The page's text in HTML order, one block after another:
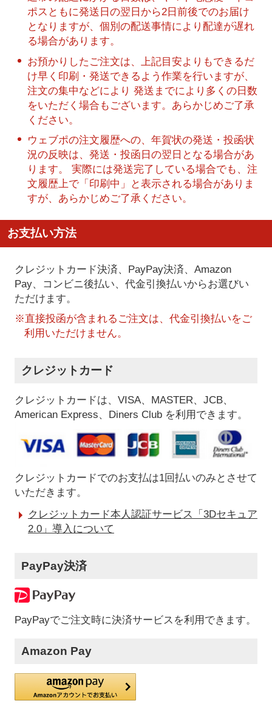
ポスともに発送日の翌日から2日前後でのお届け
となりますが、個別の配送事情により配達が遅れ
る場合があります。
お預かりしたご注文は、上記目安よりもできるだ
け早く印刷・発送できるよう作業を行いますが、
注文の集中などにより 発送までにより多くの日数
をいただく場合もございます。あらかじめご了承
ください。
ウェブポの注文履歴への、年賀状の発送・投函状
況の反映は、発送・投函日の翌日となる場合があ
ります。 実際には発送完了している場合でも、注
文履歴上で「印刷中」と表示される場合がありま
すが、あらかじめご了承ください。
お支払い方法
クレジットカード決済、PayPay決済、Amazon
Pay、コンビニ後払い、代金引換払いからお選びい
ただけます。
※直接投函が含まれるご注文は、代金引換払いをご
利用いただけません。
クレジットカード
クレジットカードは、VISA、MASTER、JCB、
American Express、Diners Club を利用できます。
クレジットカードでのお支払は1回払いのみとさせて
いただきます。
クレジットカード本人認証サービス「3Dセキュア
2.0」導入について
PayPay決済
PayPayでご注文時に決済サービスを利用できます。
Amazon Pay